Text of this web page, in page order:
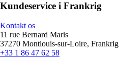
Kundeservice i Frankrig
Kontakt os
11 rue Bernard Maris
37270 Montlouis-sur-Loire, Frankrig
+33 1 86 47 62 58